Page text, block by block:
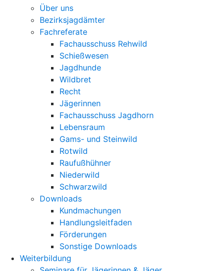
Über uns
Bezirksjagdämter
Fachreferate
Fachausschuss Rehwild
Schießwesen
Jagdhunde
Wildbret
Recht
Jägerinnen
Fachausschuss Jagdhorn
Lebensraum
Gams- und Steinwild
Rotwild
Raufußhühner
Niederwild
Schwarzwild
Downloads
Kundmachungen
Handlungsleitfaden
Förderungen
Sonstige Downloads
Weiterbildung